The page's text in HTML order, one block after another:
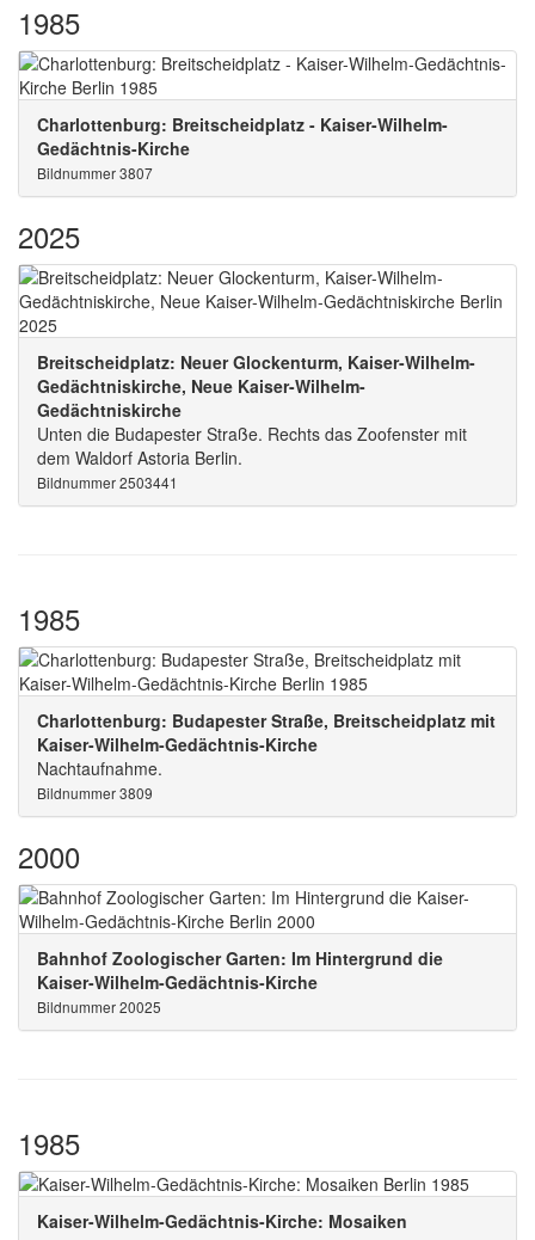
1985
Charlottenburg: Breitscheidplatz - Kaiser-Wilhelm-
Gedächtnis-Kirche
Bildnummer 3807
2025
Breitscheidplatz: Neuer Glockenturm, Kaiser-Wilhelm-
Gedächtniskirche, Neue Kaiser-Wilhelm-
Gedächtniskirche
Unten die Budapester Straße. Rechts das Zoofenster mit
dem Waldorf Astoria Berlin.
Bildnummer 2503441
1985
Charlottenburg: Budapester Straße, Breitscheidplatz mit
Kaiser-Wilhelm-Gedächtnis-Kirche
Nachtaufnahme.
Bildnummer 3809
2000
Bahnhof Zoologischer Garten: Im Hintergrund die
Kaiser-Wilhelm-Gedächtnis-Kirche
Bildnummer 20025
1985
Kaiser-Wilhelm-Gedächtnis-Kirche: Mosaiken